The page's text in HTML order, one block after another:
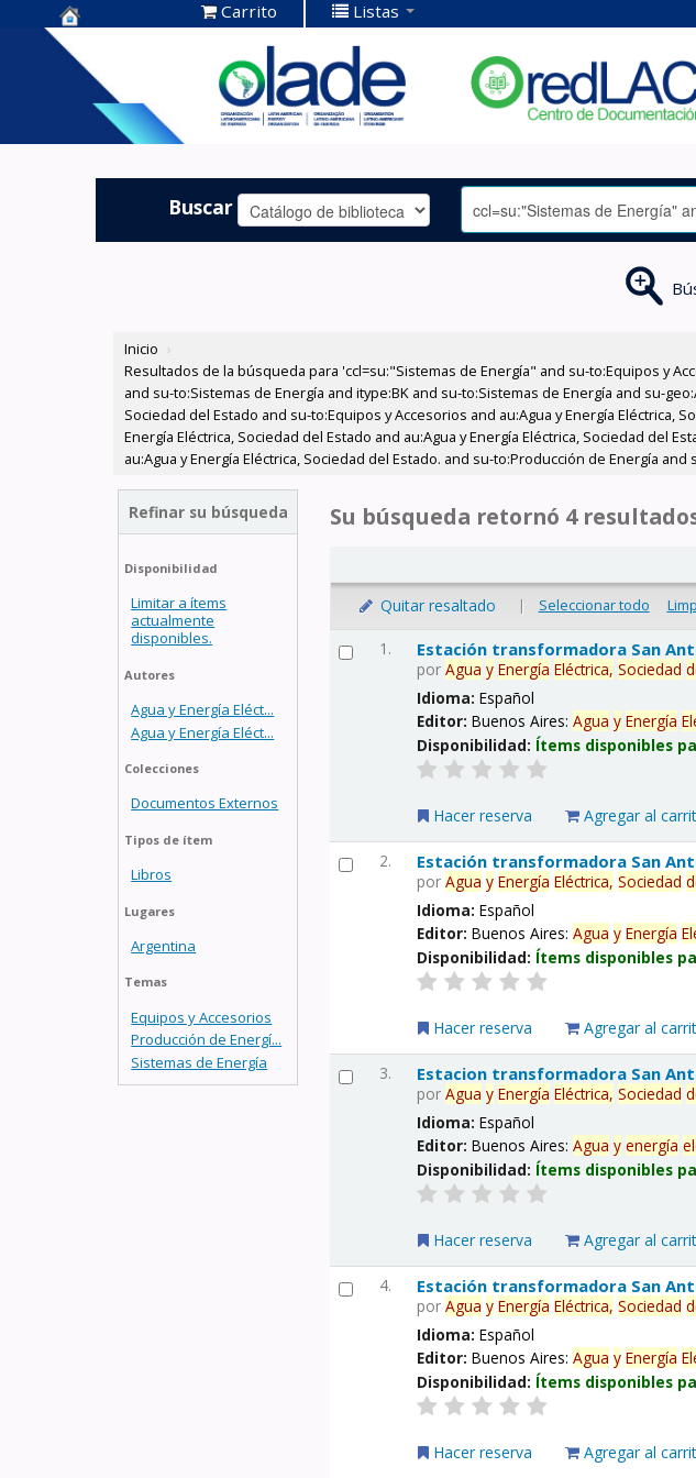
Centro de
Documentación
OLADE -
Carrito Listas
Buscar
Inicio ›
Resultados de la búsqueda para 'ccl=su:"Sistemas de Energía" and su-to:Equipos y
and su-to:Sistemas de Energía and itype:BK and su-to:Sistemas de Energía and su-
Sociedad del Estado and su-to:Equipos y Accesorios and au:Agua y Energía Eléctrica,
Energía Eléctrica, Sociedad del Estado and au:Agua y Energía Eléctrica, Sociedad del
au:Agua y Energía Eléctrica, Sociedad del Estado. and su-to:Producción de Energía
Refinar su búsqueda
Disponibilidad
Limitar a ítems
actualmente
disponibles.
Autores
Agua y Energía Eléct...
Agua y Energía Eléct...
Colecciones
Documentos Externos
Tipos de ítem
Libros
Lugares
Argentina
Temas
Equipos y Accesorios
Producción de Energí...
Sistemas de Energía
Su búsqueda retornó 4
Quitar resaltado | Seleccionar todo
1. Estación transformadora San
porAgua y Energía Eléctrica, Sociedad
Idioma:Español
Editor:Buenos Aires:Agua y Energía
Disponibilidad: Ítems disponibles
Hacer reserva Agregar al
2. Estación transformadora San
porAgua y Energía Eléctrica, Sociedad
Idioma:Español
Editor:Buenos Aires:Agua y Energía
Disponibilidad: Ítems disponibles
Hacer reserva Agregar al
3. Estacion transformadora San
porAgua y Energía Eléctrica, Sociedad
Idioma:Español
Editor:Buenos Aires:Agua y energía
Disponibilidad: Ítems disponibles
Hacer reserva Agregar al
4. Estación transformadora San
porAgua y Energía Eléctrica, Sociedad
Idioma:Español
Editor:Buenos Aires:Agua y Energía
Disponibilidad: Ítems disponibles
Hacer reserva Agregar al